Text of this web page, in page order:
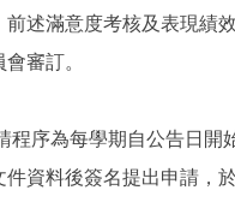
前述滿意度考核及表現績
審訂。
程序為每學期自公告日開
件資料後簽名提出申請，